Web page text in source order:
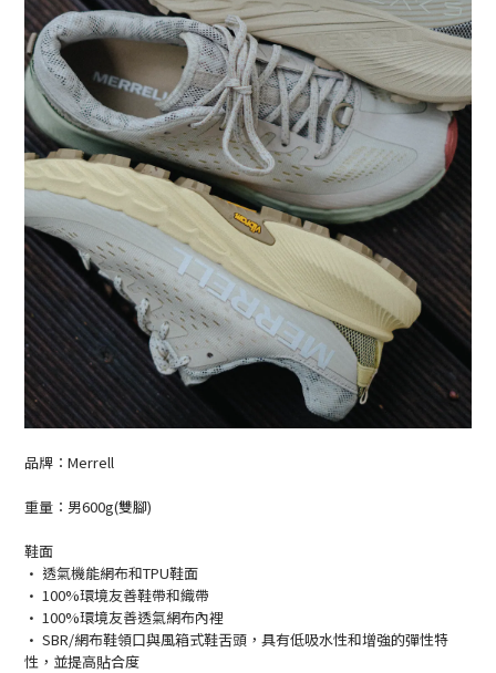
品牌：Merrell
重量：男600g(雙腳)
鞋面
• 透氣機能網布和TPU鞋面
• 100%環境友善鞋帶和織帶
• 100%環境友善透氣網布內裡
• SBR/網布鞋領口與風箱式鞋舌頭，具有低吸水性和增強的彈性特
性，並提高貼合度